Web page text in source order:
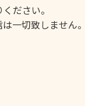
ださい。
一切致しません